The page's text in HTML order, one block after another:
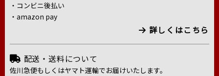
・コンビニ後払い
・amazon pay
詳しくはこちら
配送・送料について
佐川急便もしくはヤマト運輸でお届けいたします。